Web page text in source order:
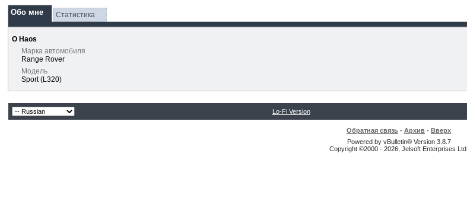
Обо мне Статистика
О Haos
Марка автомобиля
Range Rover
Модель
Sport (L320)
Lo-Fi Version
Обратная связь - Архив - Вверх
Powered by vBulletin® Version 3.8.7
Copyright ©2000 - 2026, Jelsoft Enterprises Ltd.